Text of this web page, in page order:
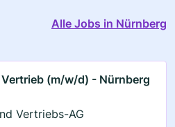
Alle Jobs in Nürnberg
(m/w/d) - Nürnberg
Vertriebs-AG